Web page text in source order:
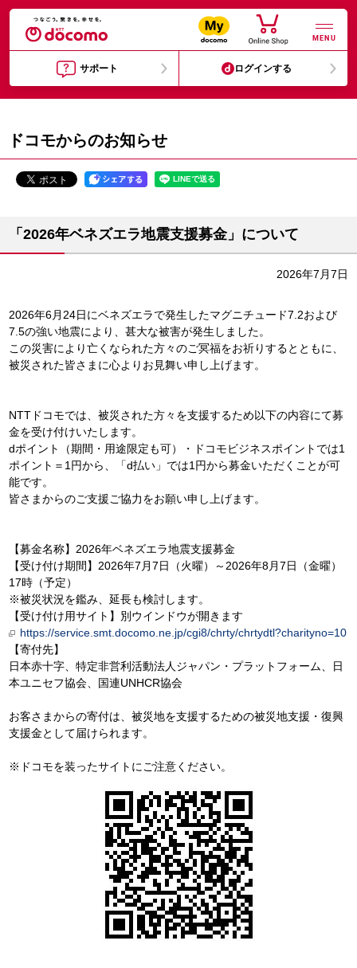
MENU
サポート ログインする
ドコモからのお知らせ
「2026年ベネズエラ地震支援募金」について
2026年7月7日
2026年6月24日にベネズエラで発生したマグニチュード7.2および
7.5の強い地震により、甚大な被害が発生しました。
この災害により亡くなられた方々のご冥福をお祈りするとともに、
被災された皆さまに心よりお見舞い申し上げます。
NTTドコモでは、被災された方々を支援するため以下の内容にて募
金を受け付けいたします。
dポイント（期間・用途限定も可）・ドコモビジネスポイントでは1
ポイント＝1円から、「d払い」では1円から募金いただくことが可
能です。
皆さまからのご支援ご協力をお願い申し上げます。
【募金名称】2026年ベネズエラ地震支援募金
【受け付け期間】2026年7月7日（火曜）～2026年8月7日（金曜）
17時（予定）
※被災状況を鑑み、延長も検討します。
【受け付け用サイト】別ウインドウが開きます
https://service.smt.docomo.ne.jp/cgi8/chrty/chrtydtl?charityno=10
【寄付先】
日本赤十字、特定非営利活動法人ジャパン・プラットフォーム、日
本ユニセフ協会、国連UNHCR協会
お客さまからの寄付は、被災地を支援するための被災地支援・復興
支援金として届けられます。
※ドコモを装ったサイトにご注意ください。